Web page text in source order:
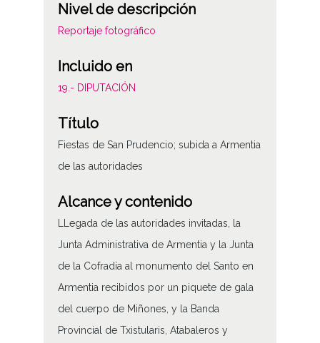
Nivel de descripción
Reportaje fotográfico
Incluido en
19.- DIPUTACIÓN
Título
Fiestas de San Prudencio; subida a Armentia
de las autoridades
Alcance y contenido
LLegada de las autoridades invitadas, la
Junta Administrativa de Armentia y la Junta
de la Cofradía al monumento del Santo en
Armentia recibidos por un piquete de gala
del cuerpo de Miñones, y la Banda
Provincial de Txistularis, Atabaleros y